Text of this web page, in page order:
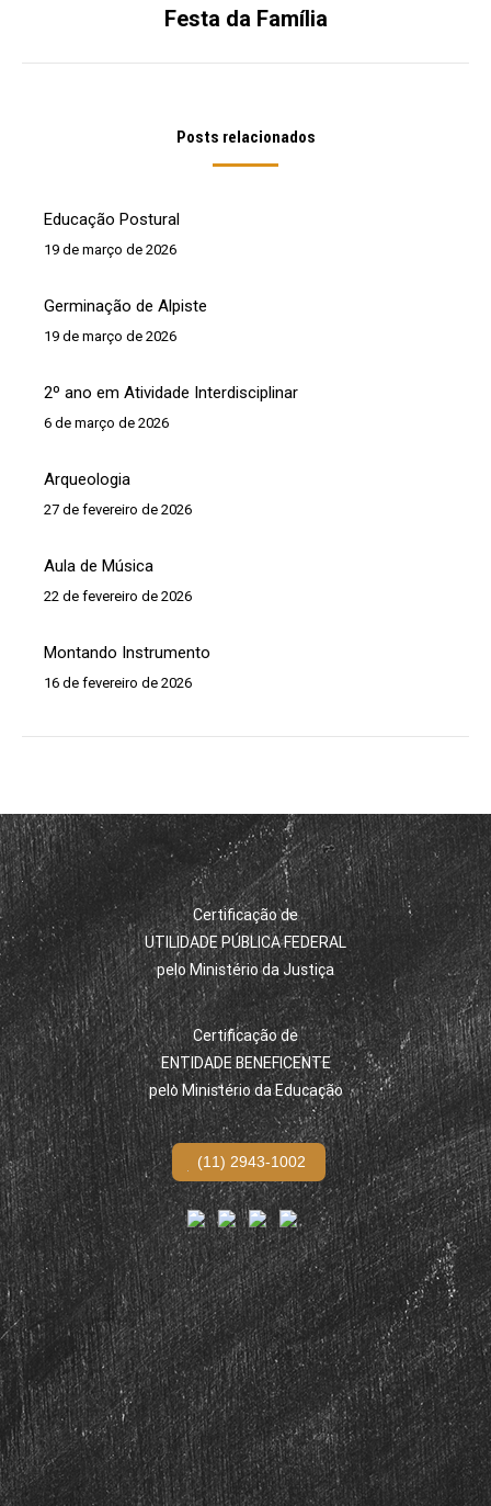
Próximo
Festa da Família
Posts relacionados
Educação Postural
19 de março de 2026
Germinação de Alpiste
19 de março de 2026
2º ano em Atividade Interdisciplinar
6 de março de 2026
Arqueologia
27 de fevereiro de 2026
Aula de Música
22 de fevereiro de 2026
Montando Instrumento
16 de fevereiro de 2026
Certificação de
UTILIDADE PÚBLICA FEDERAL
pelo Ministério da Justiça
Certificação de
ENTIDADE BENEFICENTE
pelo Ministério da Educação
(11) 2943-1002